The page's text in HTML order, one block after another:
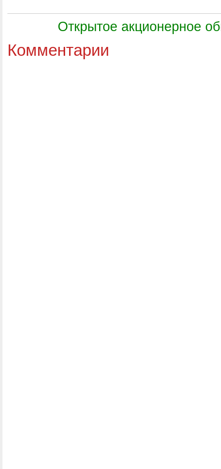
Открытое акционерное
Комментарии